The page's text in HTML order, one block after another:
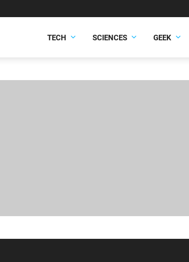
TECH SCIENCES GEEK